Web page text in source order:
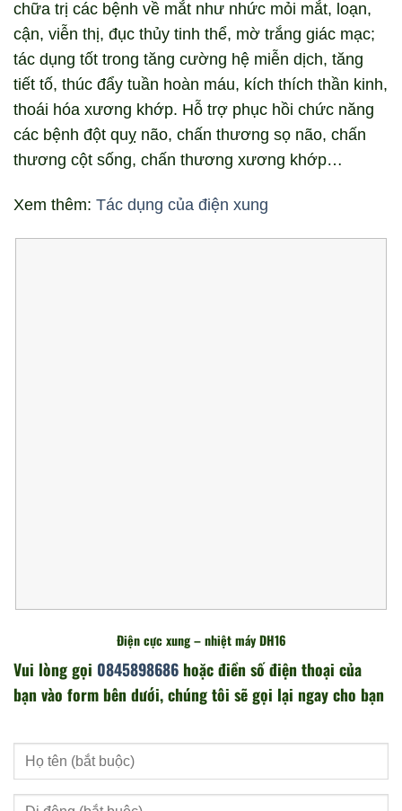
chữa trị các bệnh về mắt như nhức mỏi mắt, loạn,
cận, viễn thị, đục thủy tinh thể, mờ trắng giác mạc;
tác dụng tốt trong tăng cường hệ miễn dịch, tăng
tiết tố, thúc đẩy tuần hoàn máu, kích thích thần kinh,
thoái hóa xương khớp. Hỗ trợ phục hồi chức năng
các bệnh đột quỵ não, chấn thương sọ não, chấn
thương cột sống, chấn thương xương khớp…
Xem thêm: Tác dụng của điện xung
Điện cực xung – nhiệt máy DH16
Vui lòng gọi 0845898686 hoặc điền số điện thoại của
bạn vào form bên dưới, chúng tôi sẽ gọi lại ngay cho bạn